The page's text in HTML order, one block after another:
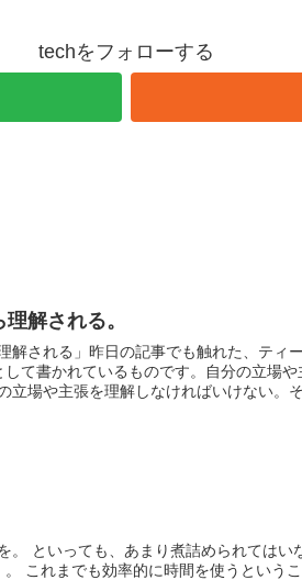
techをフォローする
解される。
解される」昨日の記事でも触れた、ティ
して書かれているものです。自分の立場
立場や主張を理解しなければいけない。
いっても、あまり煮詰められてはいないのですが。
。 これまでも効率的に時間を使うという